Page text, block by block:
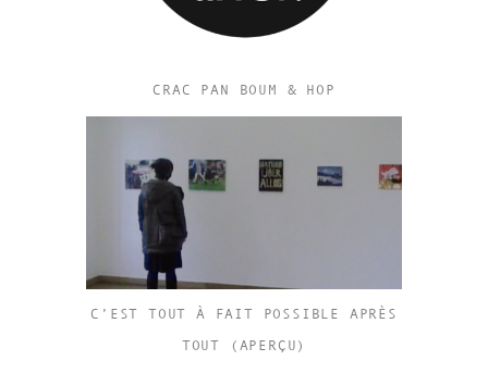
CRAC PAN BOUM & HOP
C’EST TOUT À FAIT POSSIBLE APRÈS
TOUT (APERÇU)